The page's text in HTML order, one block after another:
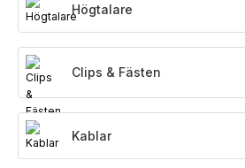
Högtalare
Clips & Fästen
Kablar